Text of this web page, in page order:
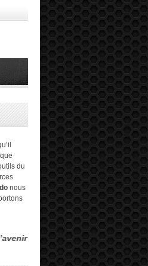
du
nous
étant évident,